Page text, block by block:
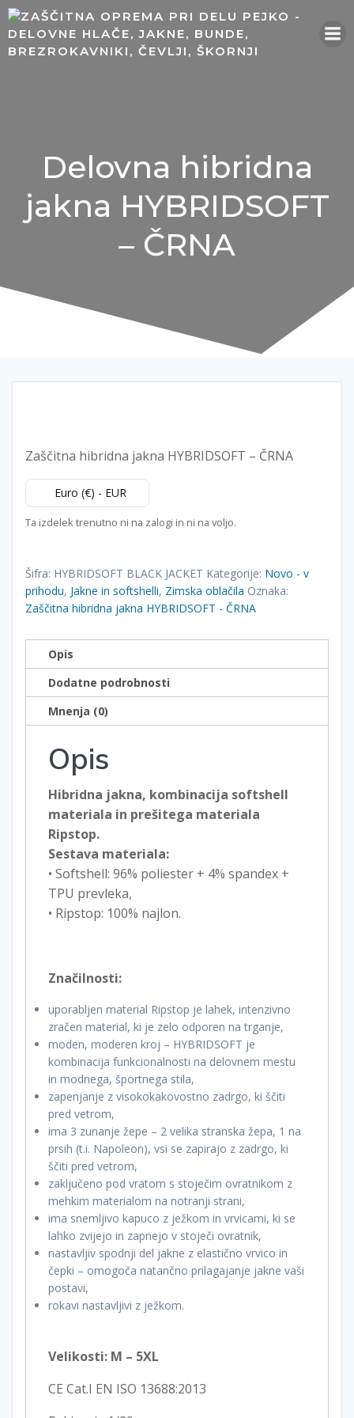
Skip
to
content
Delovna hibridna
jakna HYBRIDSOFT
– ČRNA
Zaščitna hibridna jakna HYBRIDSOFT – ČRNA
Euro (€) - EUR
Ta izdelek trenutno ni na zalogi in ni na voljo.
Šifra: HYBRIDSOFT BLACK JACKET Kategorije: Novo - v
prihodu, Jakne in softshelli, Zimska oblačila Oznaka:
Zaščitna hibridna jakna HYBRIDSOFT - ČRNA
Opis
Dodatne podrobnosti
Mnenja (0)
Opis
Hibridna jakna, kombinacija softshell
materiala in prešitega materiala
Ripstop.
Sestava materiala:
• Softshell: 96% poliester + 4% spandex +
TPU prevleka,
• Ripstop: 100% najlon.
Značilnosti:
uporabljen material Ripstop je lahek, intenzivno
zračen material, ki je zelo odporen na trganje,
moden, moderen kroj – HYBRIDSOFT je
kombinacija funkcionalnosti na delovnem mestu
in modnega, športnega stila,
zapenjanje z visokokakovostno zadrgo, ki ščiti
pred vetrom,
ima 3 zunanje žepe – 2 velika stranska žepa, 1 na
prsih (t.i. Napoleon), vsi se zapirajo z zadrgo, ki
ščiti pred vetrom,
zaključeno pod vratom s stoječim ovratnikom z
mehkim materialom na notranji strani,
ima snemljivo kapuco z ježkom in vrvicami, ki se
lahko zvijejo in zapnejo v stoječi ovratnik,
nastavljiv spodnji del jakne z elastično vrvico in
čepki – omogoča natančno prilagajanje jakne vaši
postavi,
rokavi nastavljivi z ježkom.
Velikosti: M – 5XL
CE Cat.I EN ISO 13688:2013